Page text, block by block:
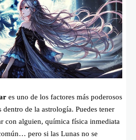
es uno de los factores más poderosos
de la astrología. Puedes tener
con alguien, química física inmediata
pero si las Lunas no se